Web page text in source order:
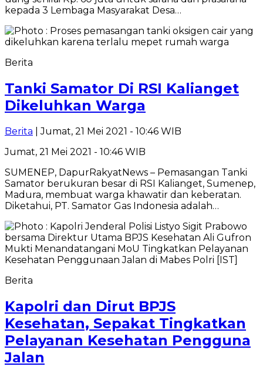
kepada 3 Lembaga Masyarakat Desa…
Berita
Tanki Samator Di RSI Kalianget
Dikeluhkan Warga
Berita | Jumat, 21 Mei 2021 - 10:46 WIB
Jumat, 21 Mei 2021 - 10:46 WIB
SUMENEP, DapurRakyatNews – Pemasangan Tanki
Samator berukuran besar di RSI Kalianget, Sumenep,
Madura, membuat warga khawatir dan keberatan.
Diketahui, PT. Samator Gas Indonesia adalah…
Berita
Kapolri dan Dirut BPJS
Kesehatan, Sepakat Tingkatkan
Pelayanan Kesehatan Pengguna
Jalan